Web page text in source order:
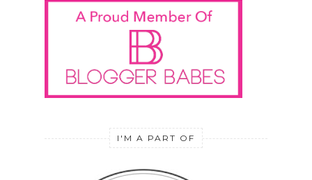
I'M A PART OF